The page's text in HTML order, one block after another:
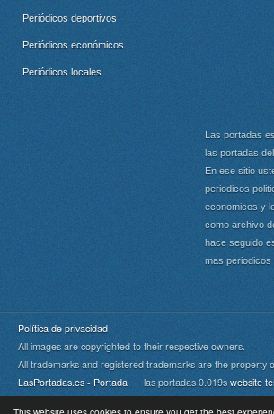
Periódicos deportivos
Periódicos económicos
Periódicos locales
Las portadas
las portadas
En ese sitio
periodicos
economicos y
como archivo
hace seguido
mas periodicos
Política de privacidad
All images are copyrighted to their respective owners.
All trademarks and registered trademarks are the property
LasPortadas.es - Portada las portadas 0.019s website